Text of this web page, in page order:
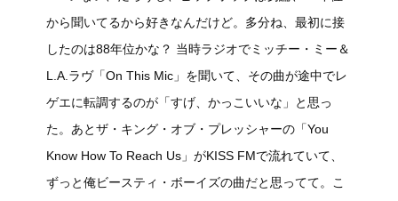
から聞いてるから好きなんだけど。多分ね、最初に接
したのは88年位かな？ 当時ラジオでミッチー・ミー＆
L.A.ラヴ「On This Mic」を聞いて、その曲が途中でレ
ゲエに転調するのが「すげ、かっこいいな」と思っ
た。あとザ・キング・オブ・プレッシャーの「You
Know How To Reach Us」がKISS FMで流れていて、
ずっと俺ビースティ・ボーイズの曲だと思ってて。こ